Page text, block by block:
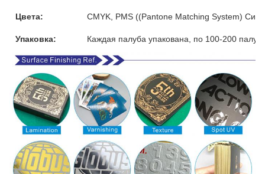
Цвета: CMYK, PMS ((Pantone Matching System)
Упаковка: Каждая палуба упакована, по 100-200 палуб